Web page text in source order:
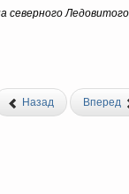
северного
Назад Вперед